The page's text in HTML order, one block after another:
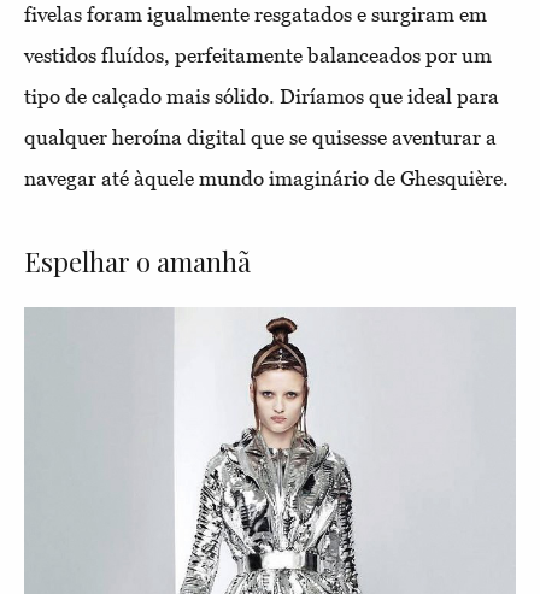
fivelas foram igualmente resgatados e surgiram em
vestidos fluídos, perfeitamente balanceados por um
tipo de calçado mais sólido. Diríamos que ideal para
qualquer heroína digital que se quisesse aventurar a
navegar até àquele mundo imaginário de Ghesquière.
Espelhar o amanhã